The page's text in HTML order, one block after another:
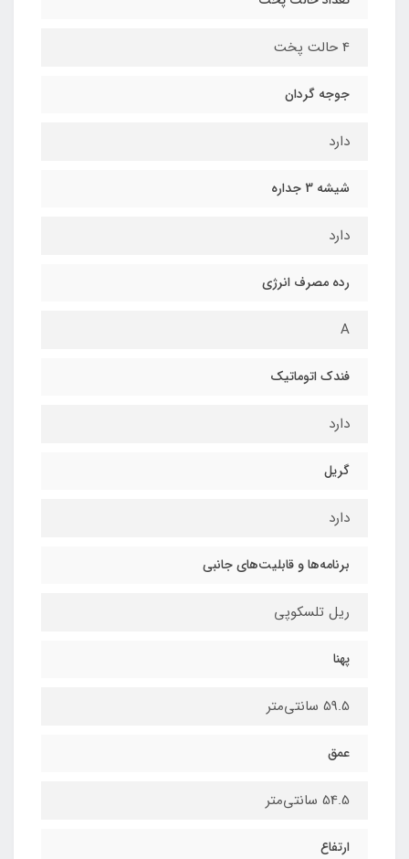
4 حالت پخت
جوجه گردان
دارد
شیشه 3 جداره
دارد
رده مصرف انرژی
A
فندک اتوماتیک
دارد
گریل
دارد
برنامه‌ها و قابلیت‌های جانبی
ریل تلسکوپی
پهنا
59.5 سانتی‌متر
عمق
54.5 سانتی‌متر
ارتفاع